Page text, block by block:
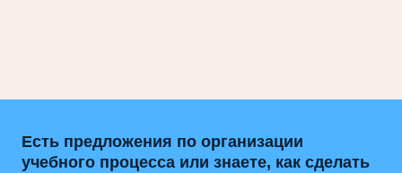
Есть предложения по организации
учебного процесса или знаете, как сделать